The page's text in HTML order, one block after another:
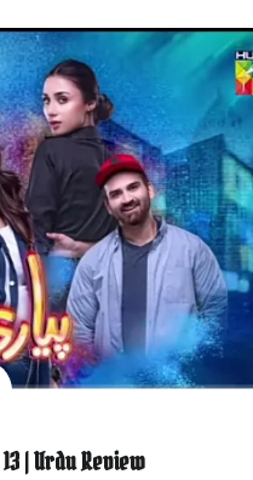
| Urdu Review